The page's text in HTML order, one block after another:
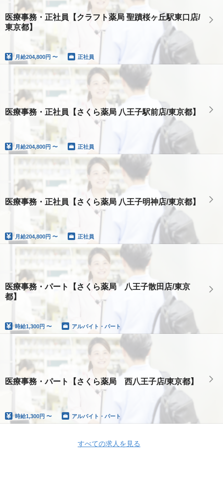
医療事務・正社員【クラフト薬局 聖蹟桜ヶ丘駅東口店/
東京都】
月給204,800円 〜 正社員
医療事務・正社員【さくら薬局 八王子駅前店/東京都】
月給204,800円 〜 正社員
医療事務・正社員【さくら薬局 八王子明神店/東京都】
月給204,800円 〜 正社員
医療事務・パート【さくら薬局 八王子散田店/東京
都】
時給1,300円 〜 アルバイト・パート
医療事務・パート【さくら薬局 西八王子店/東京都】
時給1,300円 〜 アルバイト・パート
すべての求人を見る